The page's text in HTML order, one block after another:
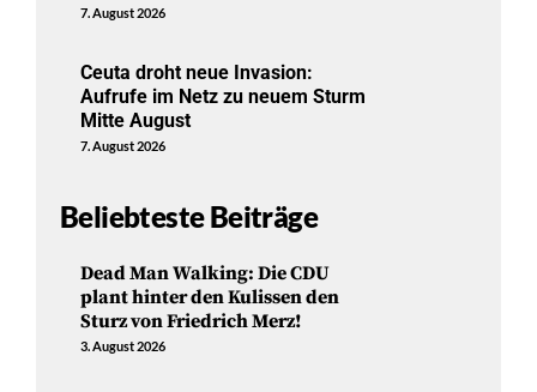
7. August 2026
Ceuta droht neue Invasion:
Aufrufe im Netz zu neuem Sturm
Mitte August
7. August 2026
Beliebteste Beiträge
Dead Man Walking: Die CDU
plant hinter den Kulissen den
Sturz von Friedrich Merz!
3. August 2026